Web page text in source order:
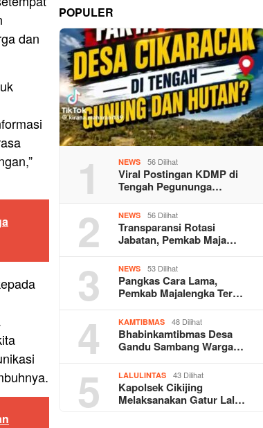
dan
POPULER
1 NEWS 56 Dilihat
Viral Postingan KDMP di
Tengah Pegununga…
2 NEWS 56 Dilihat
Transparansi Rotasi
Jabatan, Pemkab Maja…
3 NEWS 53 Dilihat
Pangkas Cara Lama,
Pemkab Majalengka Ter…
4 KAMTIBMAS 48 Dilihat
Bhabinkamtibmas Desa
Gandu Sambang Warga…
5 LALULINTAS 43 Dilihat
Kapolsek Cikijing
Melaksanakan Gatur Lal…